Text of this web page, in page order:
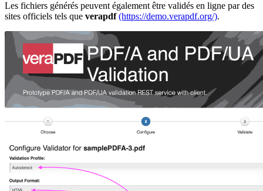
Les fichiers générés peuvent également être validés en ligne par des
sites officiels tels que verapdf(https://demo.verapdf.org/).